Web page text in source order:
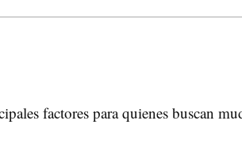
factores para quienes buscan